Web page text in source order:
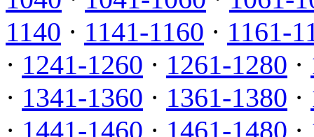
1140 · 1141-1160 · 1161-
· 1241-1260 · 1261-1280 ·
· 1341-1360 · 1361-1380 ·
· 1441-1460 · 1461-1480 ·